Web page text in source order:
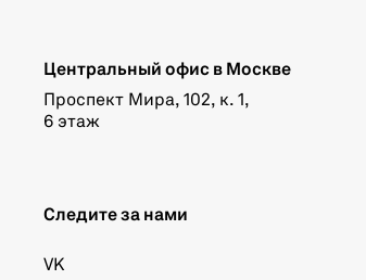
Центральный офис в Москве
Проспект Мира, 102, к. 1,
6 этаж
Следите за нами
VK